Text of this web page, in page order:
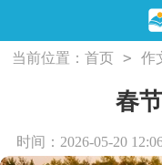
当前位置：首页 > 作
春
时间：2026-05-20